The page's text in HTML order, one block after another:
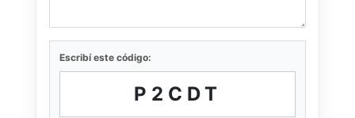
Escribí este código:
P2CDT